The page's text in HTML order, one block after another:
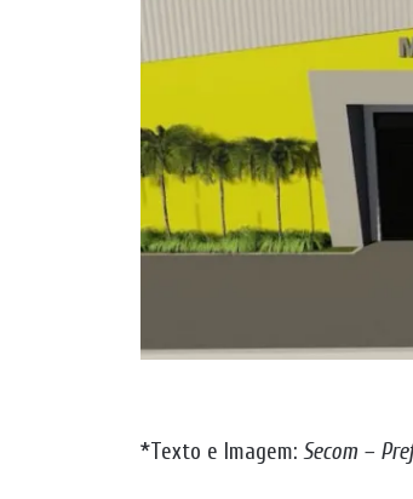
*Texto e Imagem: Secom –